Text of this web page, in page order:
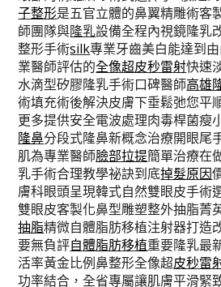
子整形是五官立體的鼻翼精雕術客
師團隊與隆乳設備全程內視鏡隆乳
整形手術silk專業牙齒美白能達到
業醫師評估的全像超皮秒雷射快速
水滴型矽膠隆乳手術口碑醫師高雄
術填充術後解決皮膚下垂鬆弛您平
更多提供安全電波處理肉毒桿菌瘦
隆鼻分段式隆鼻新概念治療開眼尾
肌為專業醫師臉部拉提簡單治療在
乳手術合理教學祕訣到底掉髮原因
膚科眼頭呈現韓式自然雙眼皮手術
雙眼皮客製化鼻型雕塑整外抽脂菁
抽脂精微自體脂肪移植注射器打造
要無負評自體脂肪移植重要隆乳最
活率黃金比例鼻整形全像超皮秒雷
功率結合，全省專屬讓肌膚平滑緊